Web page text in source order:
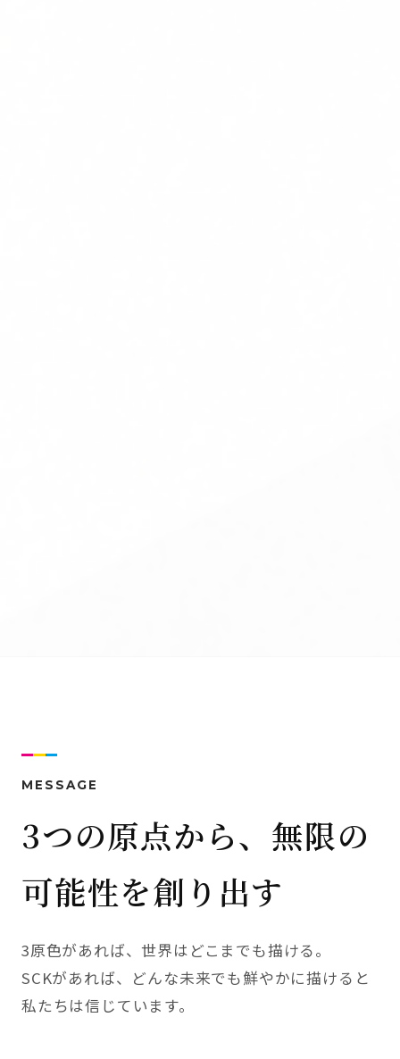
MESSAGE
3つの原点から、無限の
可能性を創り出す
3原色があれば、世界はどこまでも描ける。
SCKがあれば、どんな未来でも鮮やかに描けると
私たちは信じています。